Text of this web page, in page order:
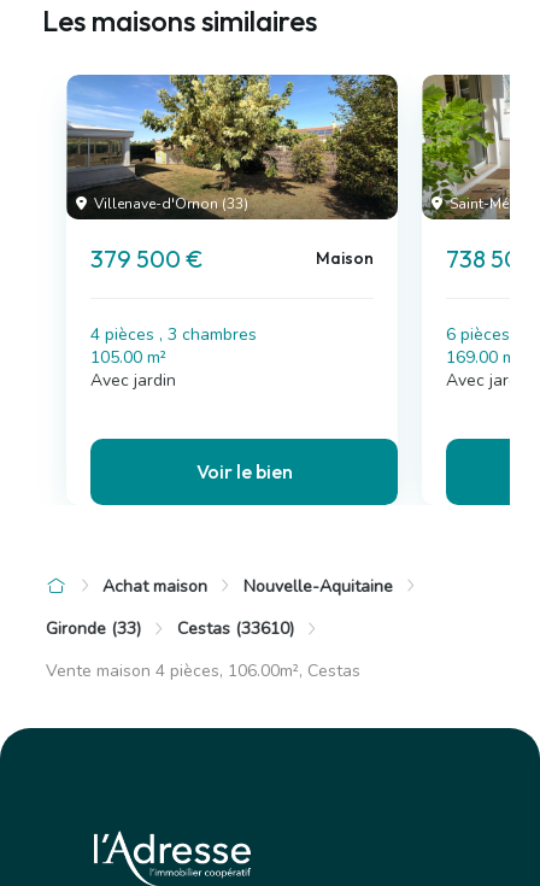
Les maisons similaires
Villenave-d'Ornon (33)
379 500 € Maison
4 pièces , 3 chambres
105.00 m²
Avec jardin
Voir le bien
Saint-
738
6 pièces , 5
169.00 m²
Avec
Achat maison
Nouvelle-Aquitaine
Gironde (33)
Cestas (33610)
Vente maison 4 pièces, 106.00m², Cestas